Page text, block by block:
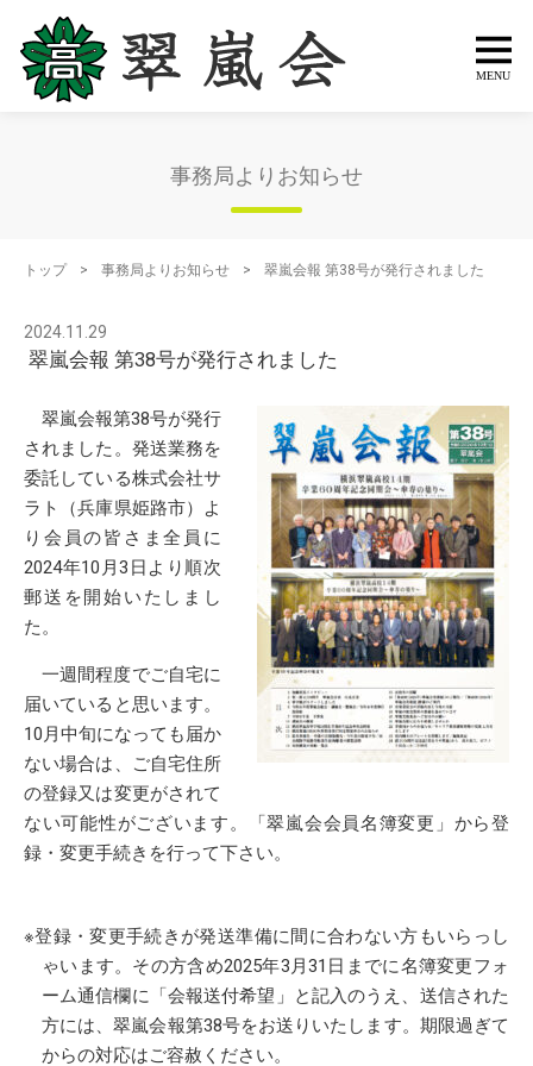
事務局よりお知らせ
トップ > 事務局よりお知らせ > 翠嵐会報 第38号が発行されました
2024.11.29
翠嵐会報 第38号が発行されました
翠嵐会報第38号が発行
されました。発送業務を
委託している株式会社サ
ラト（兵庫県姫路市）よ
り会員の皆さま全員に
2024年10月3日より順次
郵送を開始いたしまし
た。
一週間程度でご自宅に
届いていると思います。
10月中旬になっても届か
ない場合は、ご自宅住所
の登録又は変更がされて
ない可能性がございます。「翠嵐会会員名簿変更」から登
録・変更手続きを行って下さい。
※登録・変更手続きが発送準備に間に合わない方もいらっし
ゃいます。その方含め2025年3月31日までに名簿変更フォ
ーム通信欄に「会報送付希望」と記入のうえ、送信された
方には、翠嵐会報第38号をお送りいたします。期限過ぎて
からの対応はご容赦ください。